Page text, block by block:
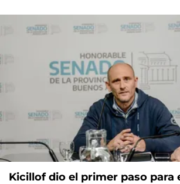
Kicillof dio el primer paso para